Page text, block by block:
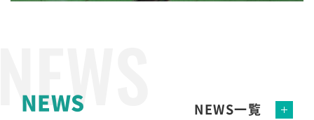
NEWS NEWS一覧